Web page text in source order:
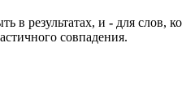
в результатах, и - для слов,
совпадения.